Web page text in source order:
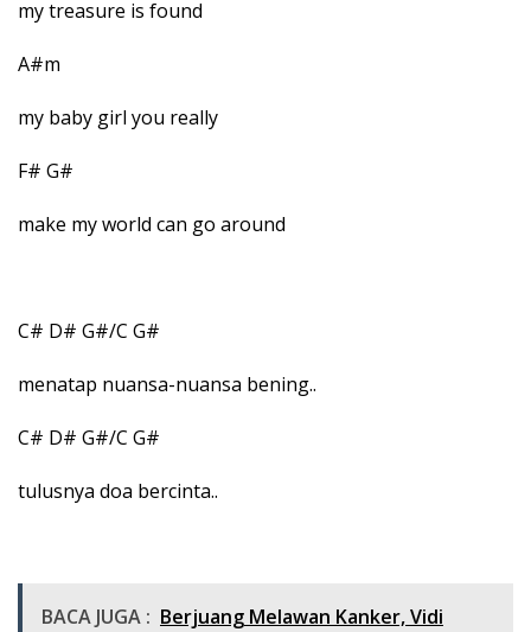
my treasure is found
A#m
my baby girl you really
F# G#
make my world can go around
C# D# G#/C G#
menatap nuansa-nuansa bening..
C# D# G#/C G#
tulusnya doa bercinta..
BACA JUGA : Berjuang Melawan Kanker, Vidi